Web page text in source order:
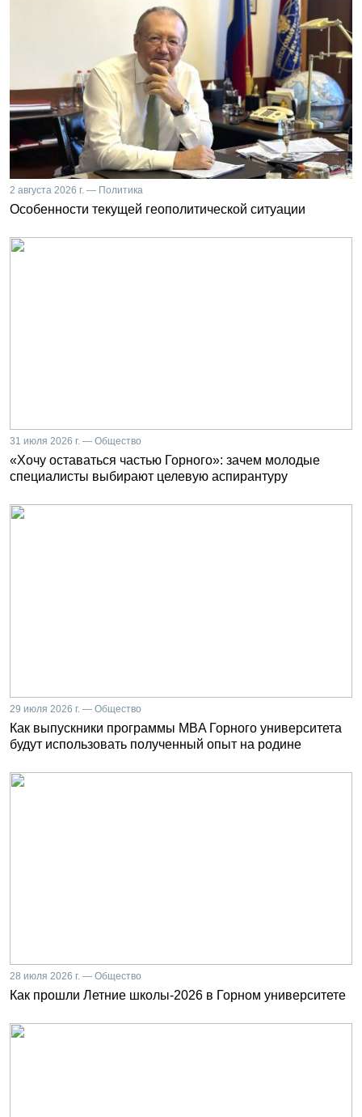
2 августа 2026 г. — Политика
Особенности текущей геополитической ситуации
31 июля 2026 г. — Общество
«Хочу оставаться частью Горного»: зачем молодые
специалисты выбирают целевую аспирантуру
29 июля 2026 г. — Общество
Как выпускники программы MBA Горного университета
будут использовать полученный опыт на родине
28 июля 2026 г. — Общество
Как прошли Летние школы-2026 в Горном университете